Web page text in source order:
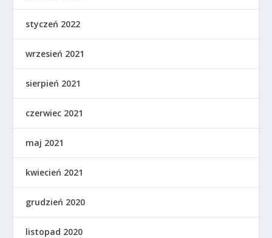
styczeń 2022
wrzesień 2021
sierpień 2021
czerwiec 2021
maj 2021
kwiecień 2021
grudzień 2020
listopad 2020